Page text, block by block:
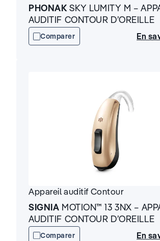
PHONAK SKY LUMITY M –
AUDITIF CONTOUR D’OREILLE
Comparer En
Appareil auditifContour
SIGNIA MOTION™ 13 3NX –
AUDITIF CONTOUR D’OREILLE
Comparer En